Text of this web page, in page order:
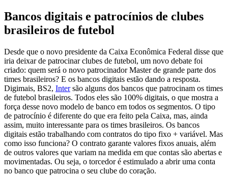
Bancos digitais e patrocínios de clubes
brasileiros de futebol
Desde que o novo presidente da Caixa Econômica Federal disse que
iria deixar de patrocinar clubes de futebol, um novo debate foi
criado: quem será o novo patrocinador Master de grande parte dos
times brasileiros? E os bancos digitais estão dando a resposta.
Digimais, BS2, Intersão alguns dos bancos que patrocinam os times
de futebol brasileiros. Todos eles são 100% digitais, o que mostra a
força desse novo modelo de banco em todos os segmentos. O tipo
de patrocínio é diferente do que era feito pela Caixa, mas, ainda
assim, muito interessante para os times brasileiros. Os bancos
digitais estão trabalhando com contratos do tipo fixo + variável. Mas
como isso funciona? O contrato garante valores fixos anuais, além
de outros valores que variam na medida em que contas são abertas e
movimentadas. Ou seja, o torcedor é estimulado a abrir uma conta
no banco que patrocina o seu clube do coração.